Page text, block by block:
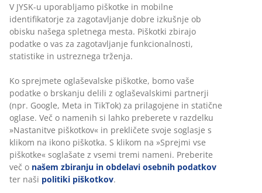
Podatki o izdelku
Ocene
( 4)
Dostava
V JYSK-u uporabljamo piškotke in mobilne
identifikatorje za zagotavljanje dobre izkušnje ob
obisku našega spletnega mesta. Piškotki zbirajo
podatke o vas za zagotavljanje funkcionalnosti,
statistike in ustreznega trženja.
Ko sprejmete oglaševalske piškotke, bomo vaše
podatke o brskanju delili z oglaševalskimi partnerji
(npr. Google, Meta in TikTok) za prilagojene in statične
oglase. Več o namenih si lahko preberete v razdelku
»Nastanitve piškotkov« in prekličete svoje soglasje s
klikom na ikono piškotka. S klikom na »Sprejmi vse
piškotke« soglašate z vsemi tremi nameni. Preberite
več o našem zbiranju in obdelavi osebnih podatkov
ter naši politiki piškotkov.